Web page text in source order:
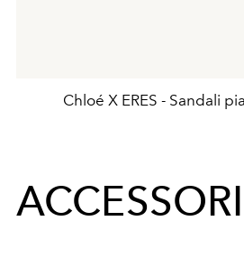
Chloé X ERES - Sandali
ACCESSORI